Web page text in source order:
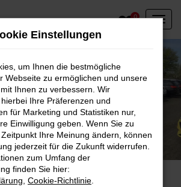
0
vor Ort
Sie unsere sofort verfügbaren
Einstellungen
um Ihnen die bestmögliche
Webseite zu ermöglichen und unsere
Ihnen zu verbessern. Wir
Ihre Präferenzen und
für Marketing und Statistiken nur,
Einwilligung geben. Wenn Sie zu
Ihre Meinung ändern, können
jederzeit für die Zukunft widerrufen.
zum Umfang der
finden Sie hier:
Cookie-Richtlinie